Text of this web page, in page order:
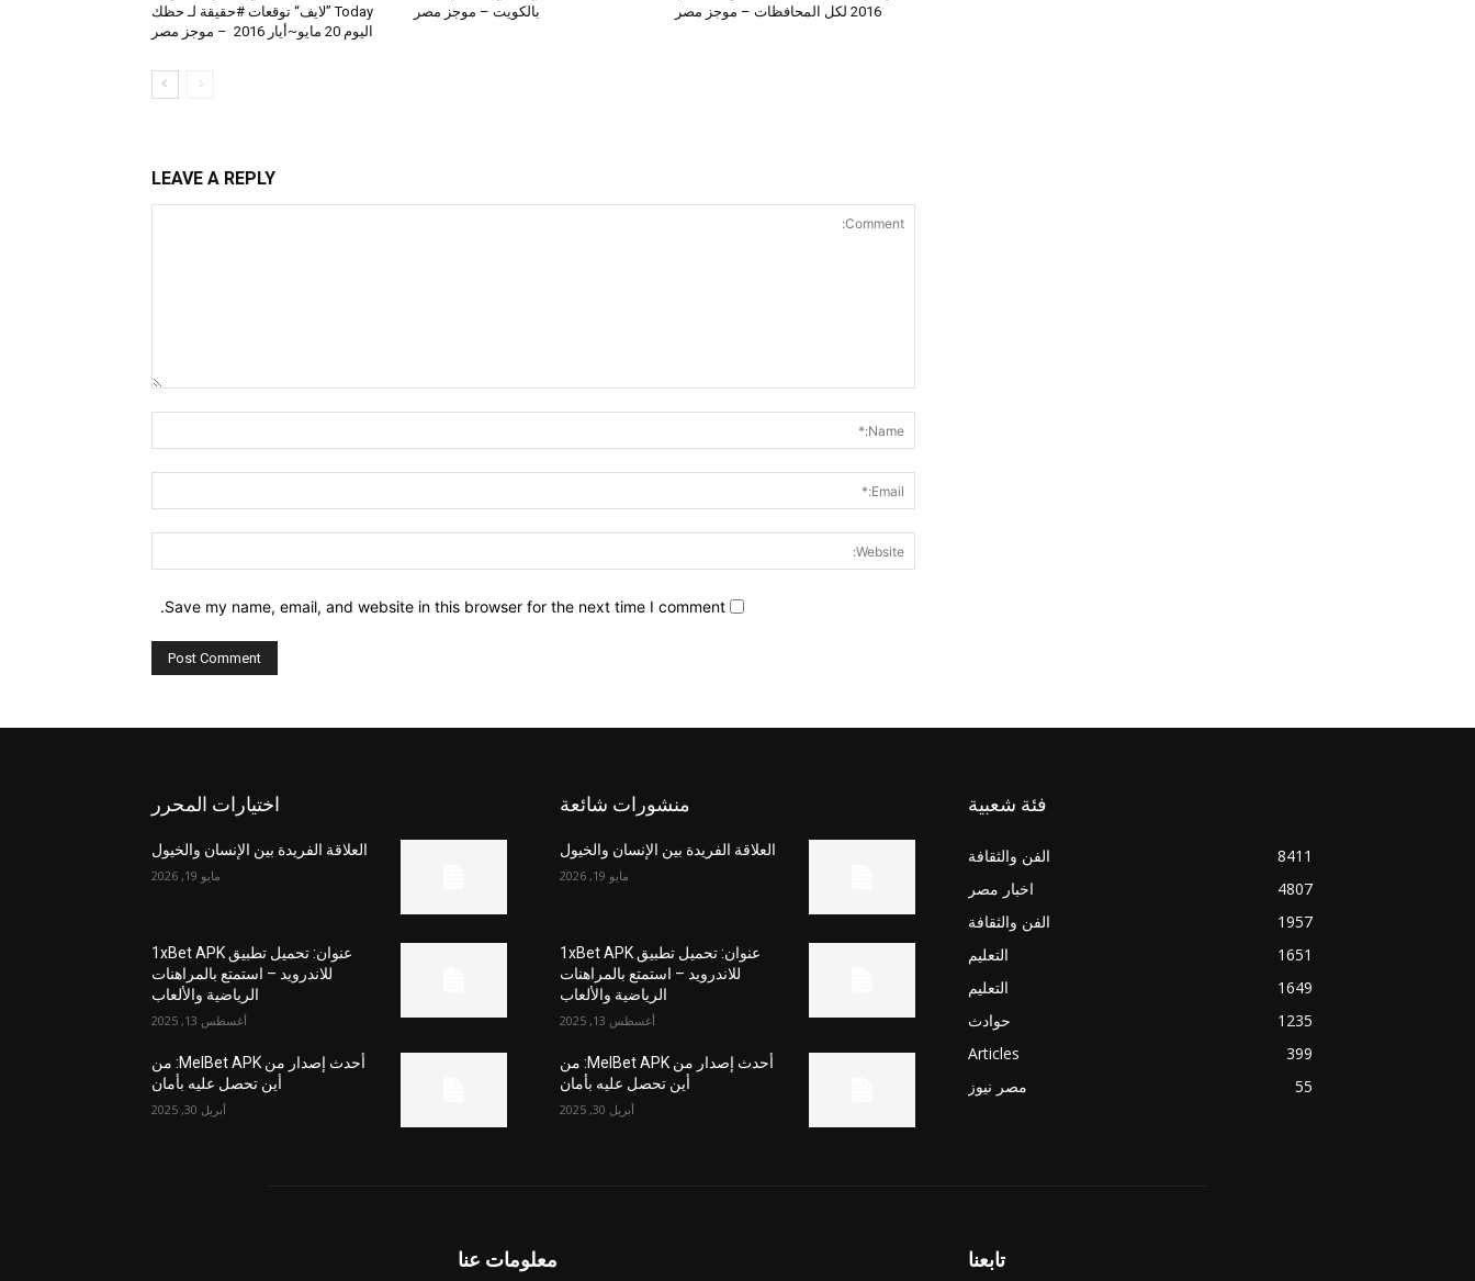
2016 لكل المحافظات – موجز مصر
بالكويت – موجز مصر
Today ”لايف“ توقعات #حقيقة لـ حظك
اليوم 20 مايو~أيار 2016 – موجز مصر
LEAVE A REPLY
Save my name, email, and website in this browser for the next time I comment.
اختيارات المحرر
العلاقة الفريدة بين الإنسان والخيول
مايو 19, 2026
عنوان: تحميل تطبيق 1xBet APK
للاندرويد – استمتع بالمراهنات
الرياضية والألعاب
أغسطس 13, 2025
أحدث إصدار من MelBet APK: من
أين تحصل عليه بأمان
أبريل 30, 2025
منشورات شائعة
العلاقة الفريدة بين الإنسان والخيول
مايو 19, 2026
عنوان: تحميل تطبيق 1xBet APK
للاندرويد – استمتع بالمراهنات
الرياضية والألعاب
أغسطس 13, 2025
أحدث إصدار من MelBet APK: من
أين تحصل عليه بأمان
أبريل 30, 2025
فئة شعبية
الفن والثقافة
8411
اخبار مصر
4807
الفن والثقافة
1957
التعليم
1651
التعليم
1649
حوادث
1235
Articles
399
مصر نيوز
55
معلومات عنا تابعنا